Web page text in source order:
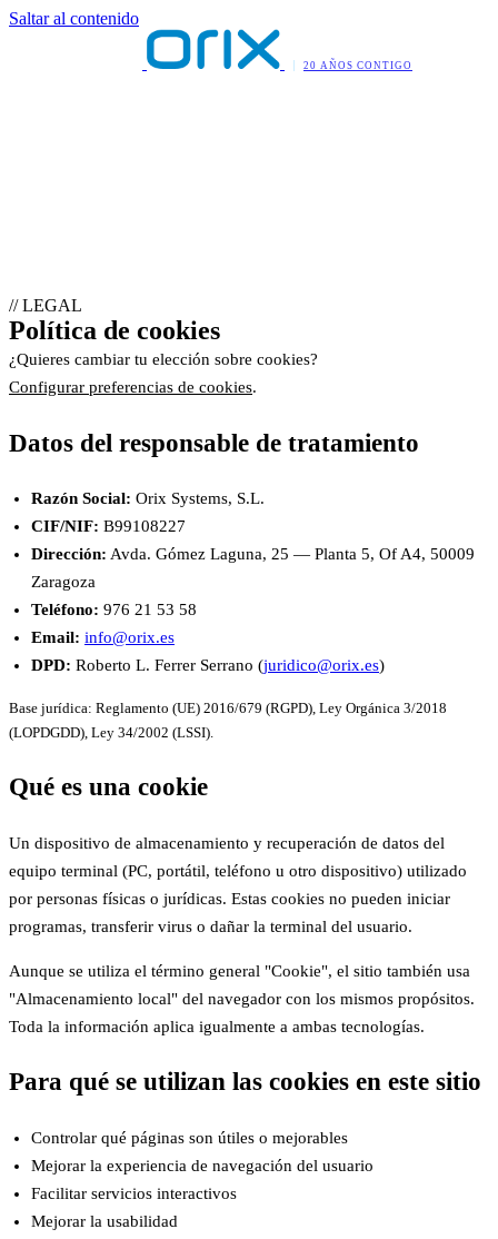
Saltar al contenido
20 AÑOS CONTIGO
// LEGAL
Política de cookies
¿Quieres cambiar tu elección sobre cookies?
Configurar preferencias de cookies.
Datos del responsable de tratamiento
Razón Social: Orix Systems, S.L.
CIF/NIF: B99108227
Dirección: Avda. Gómez Laguna, 25 — Planta 5, Of A4, 50009
Zaragoza
Teléfono: 976 21 53 58
Email: info@orix.es
DPD: Roberto L. Ferrer Serrano (juridico@orix.es)
Base jurídica: Reglamento (UE) 2016/679 (RGPD), Ley Orgánica 3/2018
(LOPDGDD), Ley 34/2002 (LSSI).
Qué es una cookie
Un dispositivo de almacenamiento y recuperación de datos del
equipo terminal (PC, portátil, teléfono u otro dispositivo) utilizado
por personas físicas o jurídicas. Estas cookies no pueden iniciar
programas, transferir virus o dañar la terminal del usuario.
Aunque se utiliza el término general "Cookie", el sitio también usa
"Almacenamiento local" del navegador con los mismos propósitos.
Toda la información aplica igualmente a ambas tecnologías.
Para qué se utilizan las cookies en este sitio
Controlar qué páginas son útiles o mejorables
Mejorar la experiencia de navegación del usuario
Facilitar servicios interactivos
Mejorar la usabilidad